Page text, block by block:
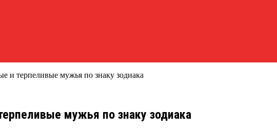
и терпеливые мужья по знаку зодиака
мужья по знаку зодиака